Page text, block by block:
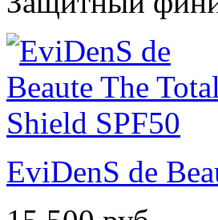
EviDenS de